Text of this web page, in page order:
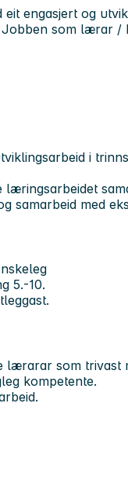
engasjert og
Jobben som lærar
i
samarbeid med
5.-10.
lærarar som trivast
kompetente.